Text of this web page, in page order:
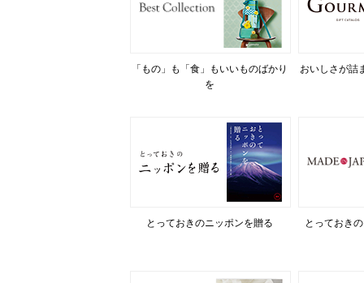
「もの」も「食」もいいものばかり
を
おいしさが詰
とっておきのニッポンを贈る とっておき